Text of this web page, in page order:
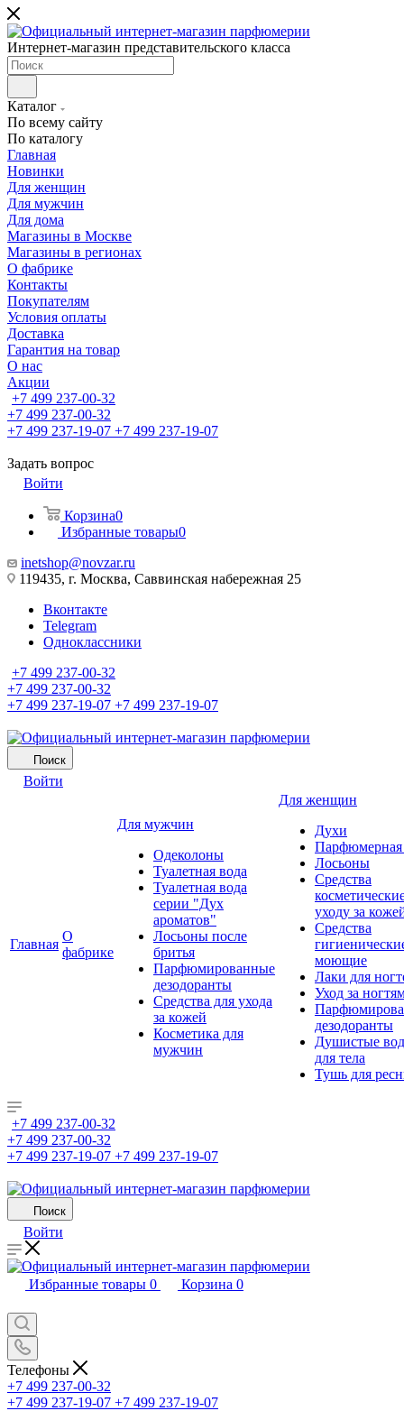
Интернет-магазин представительского класса
Каталог
По всему сайту
По каталогу
Главная
Новинки
Для женщин
Для мужчин
Для дома
Магазины в Москве
Магазины в регионах
О фабрике
Контакты
Покупателям
Условия оплаты
Доставка
Гарантия на товар
О нас
Акции
+7 499 237-00-32
+7 499 237-00-32
+7 499 237-19-07 +7 499 237-19-07
Задать вопрос
Войти
Корзина0
Избранные товары0
inetshop@novzar.ru
119435, г. Москва, Саввинская набережная 25
Вконтакте
Telegram
Одноклассники
+7 499 237-00-32
+7 499 237-00-32
+7 499 237-19-07 +7 499 237-19-07
Поиск
Войти
Главная
О
фабрике
Для мужчин
Одеколоны
Туалетная вода
Туалетная вода
серии "Дух
ароматов"
Лосьоны после
бритья
Парфюмированные
дезодоранты
Средства для ухода
за кожей
Косметика для
мужчин
Для женщин
Духи
Парфюмерная
Лосьоны
Средства
уходу за
Средства
моющие
Лаки для
Уход за
дезодоранты
Душистые
для тела
Тушь для
+7 499 237-00-32
+7 499 237-00-32
+7 499 237-19-07 +7 499 237-19-07
Поиск
Войти
Избранные товары 0 Корзина 0
Телефоны
+7 499 237-00-32
+7 499 237-19-07 +7 499 237-19-07